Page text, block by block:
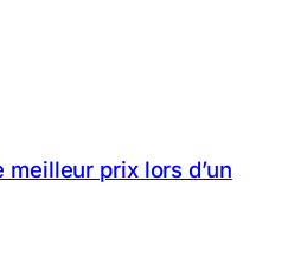
prix lors d’un